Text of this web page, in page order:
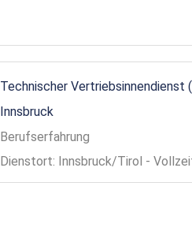
Technischer
Innsbruck
Berufserfahrung
Dienstort: Innsbruck/Tirol -